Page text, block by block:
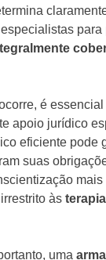
para
é
apoio jurídico
eficiente pode
suas
mais
às
uma